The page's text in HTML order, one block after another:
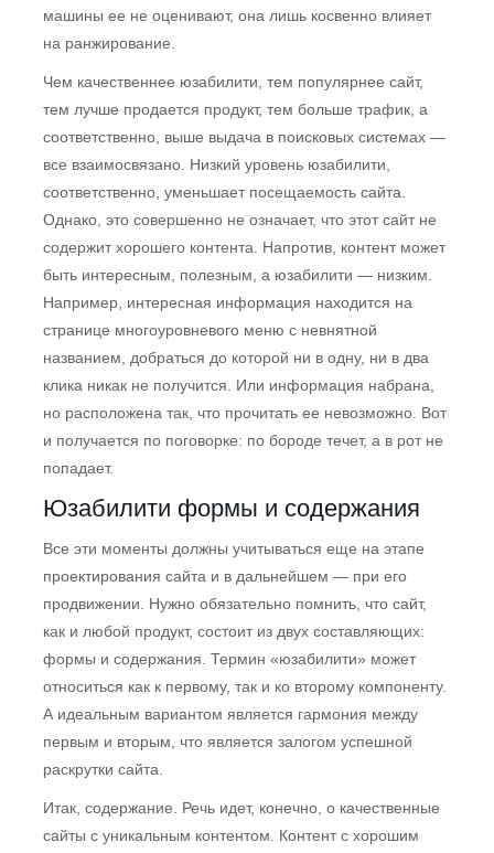
машины ее не оценивают, она лишь косвенно влияет
на ранжирование.
Чем качественнее юзабилити, тем популярнее сайт,
тем лучше продается продукт, тем больше трафик, а
соответственно, выше выдача в поисковых системах —
все взаимосвязано. Низкий уровень юзабилити,
соответственно, уменьшает посещаемость сайта.
Однако, это совершенно не означает, что этот сайт не
содержит хорошего контента. Напротив, контент может
быть интересным, полезным, а юзабилити — низким.
Например, интересная информация находится на
странице многоуровневого меню с невнятной
названием, добраться до которой ни в одну, ни в два
клика никак не получится. Или информация набрана,
но расположена так, что прочитать ее невозможно. Вот
и получается по поговорке: по бороде течет, а в рот не
попадает.
Юзабилити формы и содержания
Все эти моменты должны учитываться еще на этапе
проектирования сайта и в дальнейшем — при его
продвижении. Нужно обязательно помнить, что сайт,
как и любой продукт, состоит из двух составляющих:
формы и содержания. Термин «юзабилити» может
относиться как к первому, так и ко второму компоненту.
А идеальным вариантом является гармония между
первым и вторым, что является залогом успешной
раскрутки сайта.
Итак, содержание. Речь идет, конечно, о качественные
сайты с уникальным контентом. Контент с хорошим